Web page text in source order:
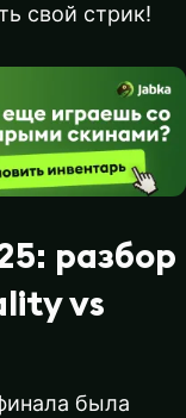
свой стрик!
разбор
vs
была